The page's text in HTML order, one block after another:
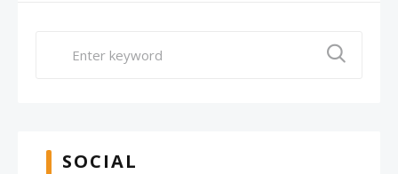
SOCIAL